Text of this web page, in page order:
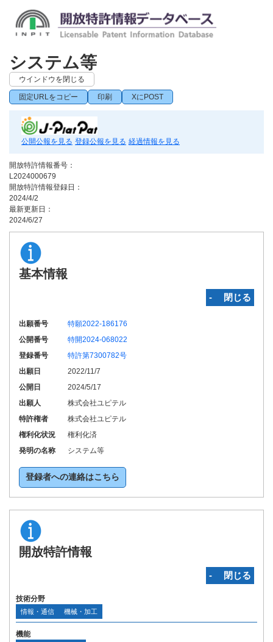
システム等
ウインドウを閉じる
固定URLをコピー 印刷 XにPOST
公開公報を見る 登録公報を見る 経過情報を見る
開放特許情報番号：
L2024000679
開放特許情報登録日：
2024/4/2
最新更新日：
2024/6/27
基本情報
‐ 閉じる
出願番号
特願2022-186176
公開番号
特開2024-068022
登録番号
特許第7300782号
出願日
2022/11/7
公開日
2024/5/17
出願人
株式会社ユピテル
特許権者
株式会社ユピテル
権利化状況
権利化済
発明の名称
システム等
登録者への連絡はこちら
開放特許情報
‐ 閉じる
技術分野
情報・通信 機械・加工
機能